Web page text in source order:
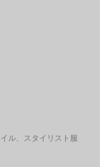
ル、スタイリスト服